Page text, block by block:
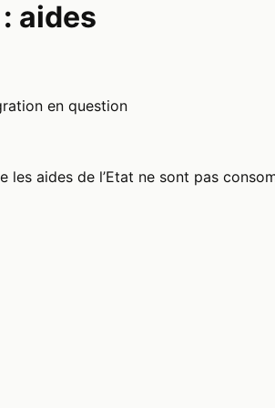
aides
en question
les aides de l’Etat ne sont pas